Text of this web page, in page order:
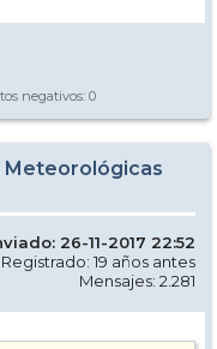
negativos: 0
Meteorológicas
26-11-2017 22:52
Registrado: 19 años antes
Mensajes: 2.281